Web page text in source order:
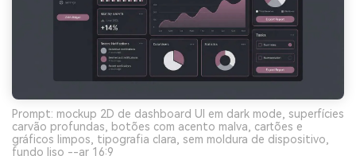
Prompt: mockup 2D de dashboard UI em dark mode, superfícies
carvão profundas, botões com acento malva, cartões e
gráficos limpos, tipografia clara, sem moldura de dispositivo,
fundo liso --ar 16:9